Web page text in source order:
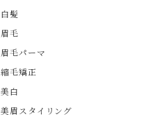
白髪
眉毛
眉毛パーマ
縮毛矯正
美白
美眉スタイリング